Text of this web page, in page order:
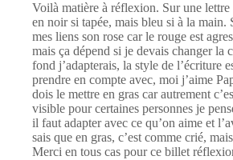
Voilà matière à réflexion. Sur une lettre
en noir si tapée, mais bleu si à la main.
mes liens son rose car le rouge est
mais ça dépend si je devais changer la
fond j’adapterais, la style de l’écriture
prendre en compte avec, moi j’aime
dois le mettre en gras car autrement
visible pour certaines personnes je
il faut adapter avec ce qu’on aime et
sais que en gras, c’est comme crié,
Merci en tous cas pour ce billet